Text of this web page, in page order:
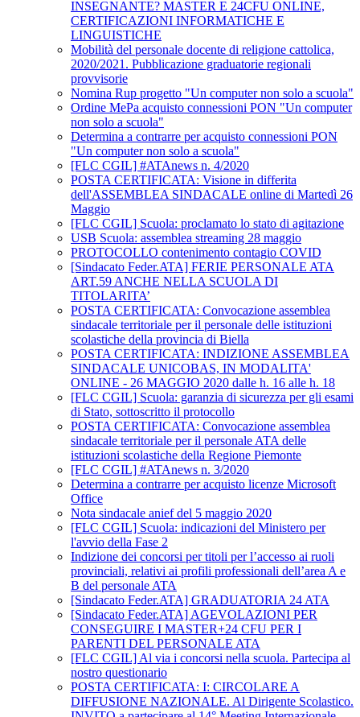
INSEGNANTE? MASTER E 24CFU ONLINE,
CERTIFICAZIONI INFORMATICHE E
LINGUISTICHE
Mobilità del personale docente di religione cattolica,
2020/2021. Pubblicazione graduatorie regionali
provvisorie
Nomina Rup progetto "Un computer non solo a scuola"
Ordine MePa acquisto connessioni PON "Un computer
non solo a scuola"
Determina a contrarre per acquisto connessioni PON
"Un computer non solo a scuola"
[FLC CGIL] #ATAnews n. 4/2020
POSTA CERTIFICATA: Visione in differita
dell'ASSEMBLEA SINDACALE online di Martedì 26
Maggio
[FLC CGIL] Scuola: proclamato lo stato di agitazione
USB Scuola: assemblea streaming 28 maggio
PROTOCOLLO contenimento contagio COVID
[Sindacato Feder.ATA] FERIE PERSONALE ATA
ART.59 ANCHE NELLA SCUOLA DI
TITOLARITA’
POSTA CERTIFICATA: Convocazione assemblea
sindacale territoriale per il personale delle istituzioni
scolastiche della provincia di Biella
POSTA CERTIFICATA: INDIZIONE ASSEMBLEA
SINDACALE UNICOBAS, IN MODALITA'
ONLINE - 26 MAGGIO 2020 dalle h. 16 alle h. 18
[FLC CGIL] Scuola: garanzia di sicurezza per gli esami
di Stato, sottoscritto il protocollo
POSTA CERTIFICATA: Convocazione assemblea
sindacale territoriale per il personale ATA delle
istituzioni scolastiche della Regione Piemonte
[FLC CGIL] #ATAnews n. 3/2020
Determina a contrarre per acquisto licenze Microsoft
Office
Nota sindacale anief del 5 maggio 2020
[FLC CGIL] Scuola: indicazioni del Ministero per
l'avvio della Fase 2
Indizione dei concorsi per titoli per l’accesso ai ruoli
provinciali, relativi ai profili professionali dell’area A e
B del personale ATA
[Sindacato Feder.ATA] GRADUATORIA 24 ATA
[Sindacato Feder.ATA] AGEVOLAZIONI PER
CONSEGUIRE I MASTER+24 CFU PER I
PARENTI DEL PERSONALE ATA
[FLC CGIL] Al via i concorsi nella scuola. Partecipa al
nostro questionario
POSTA CERTIFICATA: I: CIRCOLARE A
DIFFUSIONE NAZIONALE. Al Dirigente Scolastico.